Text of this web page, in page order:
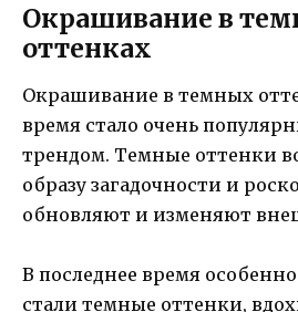
Окрашивание в
оттенках
Окрашивание в темных
время стало очень
трендом. Темные оттенки
образу загадочности и
обновляют и изменяют
В последнее время
стали темные оттенки,